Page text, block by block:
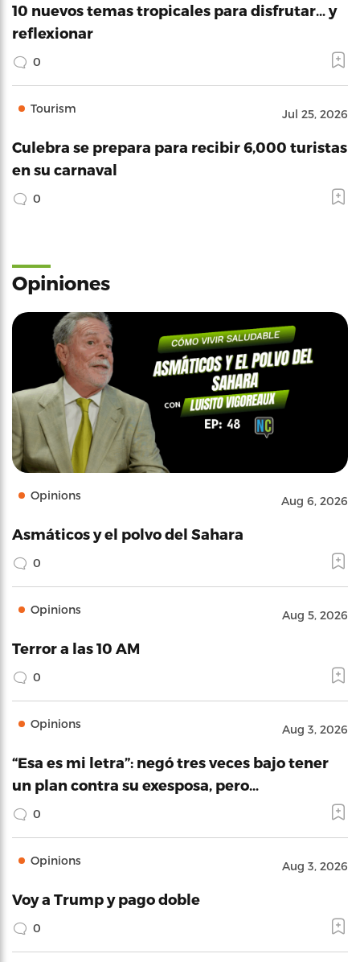
10 nuevos temas tropicales para disfrutar… y
reflexionar
0
Tourism Jul 25, 2026
Culebra se prepara para recibir 6,000 turistas
en su carnaval
0
Opiniones
Opinions Aug 6, 2026
Asmáticos y el polvo del Sahara
0
Opinions Aug 5, 2026
Terror a las 10 AM
0
Opinions Aug 3, 2026
“Esa es mi letra”: negó tres veces bajo tener
un plan contra su exesposa, pero…
0
Opinions Aug 3, 2026
Voy a Trump y pago doble
0